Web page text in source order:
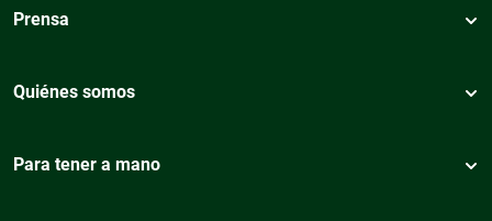
Prensa
Quiénes somos
Para tener a mano